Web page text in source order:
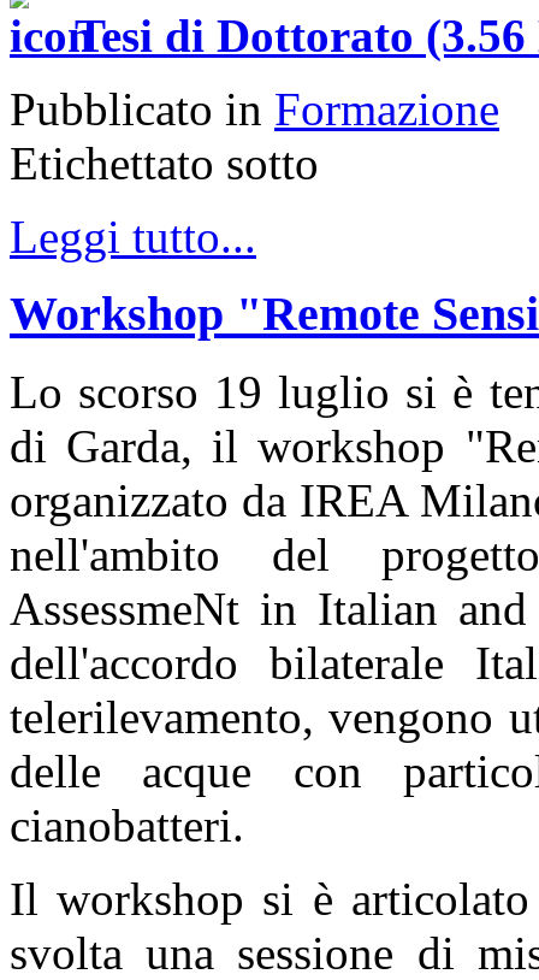
Tesi di Dottorato
Pubblicato in Formazione
Etichettato sotto
Leggi tutto...
Workshop "Remote
Lo scorso 19 luglio si è
di Garda, il workshop
organizzato da IREA
nell'ambito del
AssessmeNt in Italian
dell'accordo bilaterale
telerilevamento, vengono
delle acque con
cianobatteri.
Il workshop si è
svolta una sessione di